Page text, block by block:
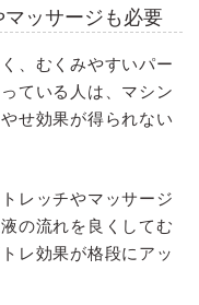
ッサージも必要
、むくみやすいパー
ている人は、マシン
せ効果が得られない
レッチやマッサージ
の流れを良くしてむ
レ効果が格段にアッ